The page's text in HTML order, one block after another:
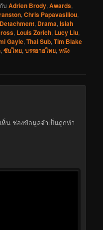
บAdrien Brody,Awards,
,Chris Papavasiliou,
Detachment, Drama,Isiah
, Louis Zorich, Lucy Liu,
Gayle,Thai Sub,Tim Blake
,ซับไทย,บรรยายไทย,หนัง
ห็น ช่องข้อมูลจำเป็นถูกทำ